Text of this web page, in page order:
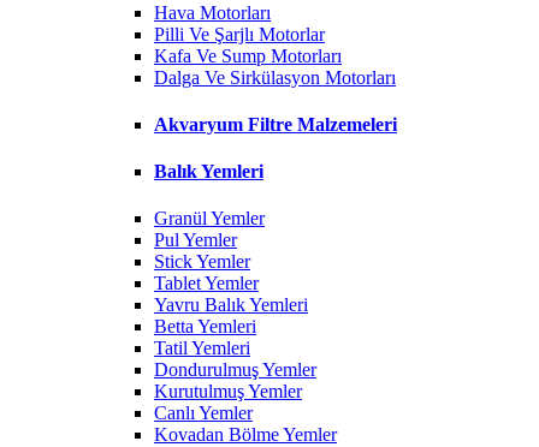
Hava Motorları
Pilli Ve Şarjlı Motorlar
Kafa Ve Sump Motorları
Dalga Ve Sirkülasyon Motorları
Akvaryum Filtre Malzemeleri
Balık Yemleri
Granül Yemler
Pul Yemler
Stick Yemler
Tablet Yemler
Yavru Balık Yemleri
Betta Yemleri
Tatil Yemleri
Dondurulmuş Yemler
Kurutulmuş Yemler
Canlı Yemler
Kovadan Bölme Yemler